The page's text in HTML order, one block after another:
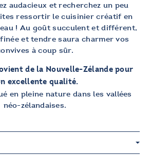
audacieux et recherchez un peu
ressortir le cuisinier créatif en
! Au goût succulent et différent,
et tendre saura charmer vos
à coup sûr.
de la Nouvelle-Zélande pour
excellente qualité.
en pleine nature dans les vallées
néo-zélandaises.